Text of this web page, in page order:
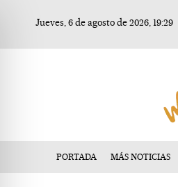
Jueves, 6 de agosto de 2026, 19:29
PORTADA MÁS NOTICIAS